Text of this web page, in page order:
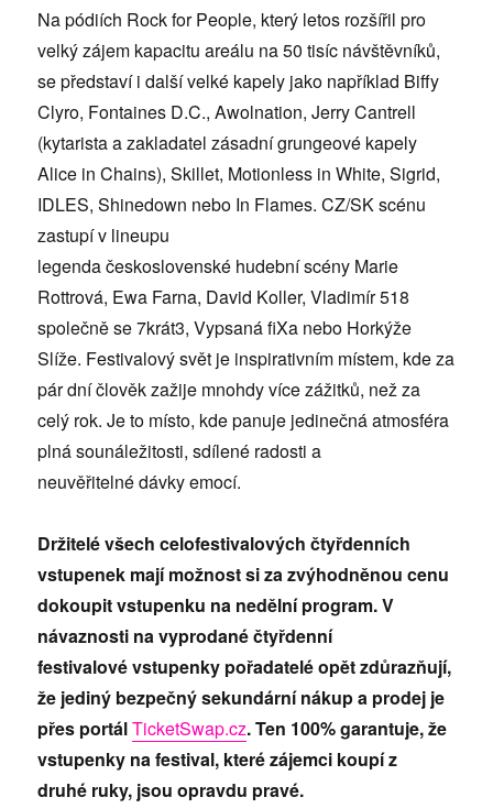
Na pódiích Rock for People, který letos rozšířil pro
velký zájem kapacitu areálu na 50 tisíc návštěvníků,
se představíi další velké kapely jako například Biffy
Clyro, Fontaines D.C., Awolnation, Jerry Cantrell
(kytarista a zakladatel zásadnígrungeové kapely
Alice in Chains), Skillet, Motionless in White, Sigrid,
IDLES, Shinedown nebo In Flames. CZ/SK scénu
zastupív lineupu
legenda československé hudebníscény Marie
Rottrová, Ewa Farna, David Koller, Vladimír 518
společně se 7krát3, Vypsaná fiXa nebo Horkýže
Slíže. Festivalový svět je inspirativním místem, kde za
pár dní člověk zažije mnohdy více zážitků, nežza
celý rok. Je to místo, kde panuje jedinečná atmosféra
plnásounáležitosti, sdílené radosti a
neuvěřitelné dávky emocí.
Držitelé všech celofestivalových čtyřdenních
vstupenek mají možnost si za zvýhodněnou cenu
dokoupit vstupenku na nedělní program. V
návaznosti na vyprodané čtyřdenní
festivalové vstupenky pořadatelé opět zdůrazňují,
že jediný bezpečnýsekundární nákup a prodej je
přes portálTicketSwap.cz. Ten 100% garantuje, že
vstupenky na festival, které zájemci koupí z
druhé ruky, jsou opravdu pravé.